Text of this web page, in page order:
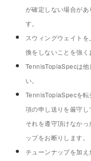
が確定しない場合が
す。
スウィングウェイト
換をしないことを強く
TennisTopiaSpecは他
い。
TennisTopiaSpecを転
項の申し送りを厳守し
それを遵守頂けなか
ップをお断りします。
チューンナップを加え